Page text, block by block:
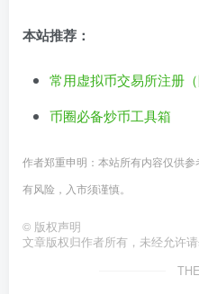
本站推荐：
常用虚拟币交易所注册（
币圈必备炒币工具箱
作者郑重申明：本站所有内容仅供
有风险，入市须谨慎。
© 版权声明
文章版权归作者所有，未经允许请